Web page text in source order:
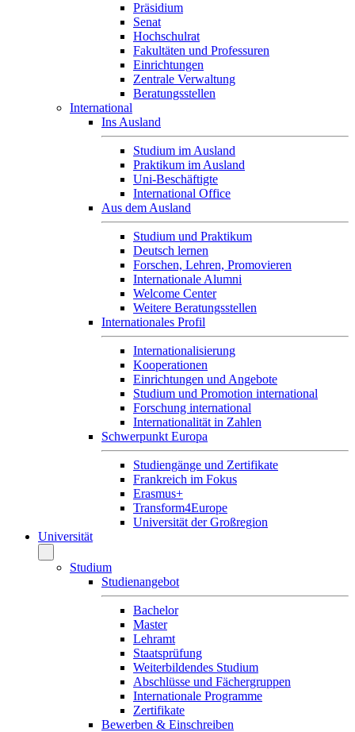
Präsidium
Senat
Hochschulrat
Fakultäten und Professuren
Einrichtungen
Zentrale Verwaltung
Beratungsstellen
International
Ins Ausland
Studium im Ausland
Praktikum im Ausland
Uni-Beschäftigte
International Office
Aus dem Ausland
Studium und Praktikum
Deutsch lernen
Forschen, Lehren, Promovieren
Internationale Alumni
Welcome Center
Weitere Beratungsstellen
Internationales Profil
Internationalisierung
Kooperationen
Einrichtungen und Angebote
Studium und Promotion international
Forschung international
Internationalität in Zahlen
Schwerpunkt Europa
Studiengänge und Zertifikate
Frankreich im Fokus
Erasmus+
Transform4Europe
Universität der Großregion
Universität
Studium
Studienangebot
Bachelor
Master
Lehramt
Staatsprüfung
Weiterbildendes Studium
Abschlüsse und Fächergruppen
Internationale Programme
Zertifikate
Bewerben & Einschreiben